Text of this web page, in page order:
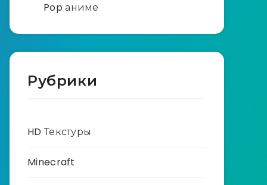
Pop аниме
Рубрики
HD Текстуры
Minecraft